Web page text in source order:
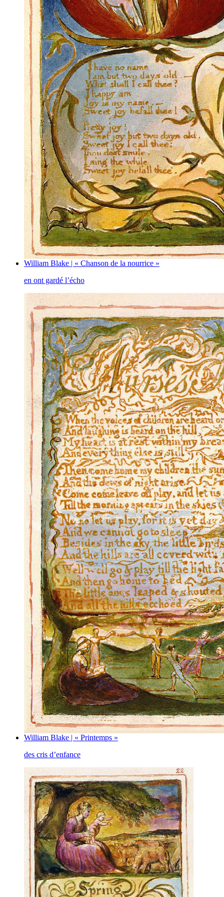
William Blake | « Chanson de la nourrice »
en ont gardé l’écho
William Blake | « Printemps »
des cris d’enfance